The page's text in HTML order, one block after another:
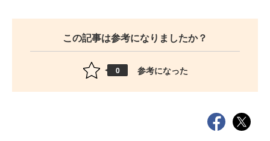
この記事は参考になりましたか？
0 参考になった